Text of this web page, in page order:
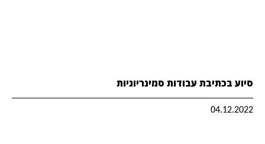
סיוע בכתיבת עבודות סמינריוניות
04.12.2022